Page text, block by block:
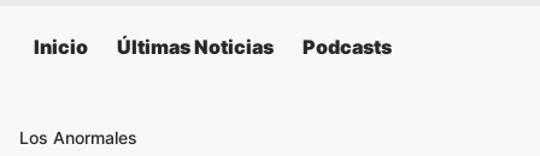
Inicio Últimas Noticias Podcasts
Los Anormales